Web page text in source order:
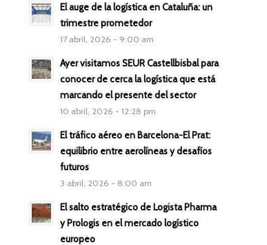
El auge de la logística en Cataluña: un
trimestre prometedor
17 abril, 2026 - 9:00 am
Ayer visitamos SEUR Castellbisbal para
conocer de cerca la logística que está
marcando el presente del sector
10 abril, 2026 - 12:28 pm
El tráfico aéreo en Barcelona-El Prat:
equilibrio entre aerolíneas y desafíos
futuros
3 abril, 2026 - 8:00 am
El salto estratégico de Logista Pharma
y Prologis en el mercado logístico
europeo